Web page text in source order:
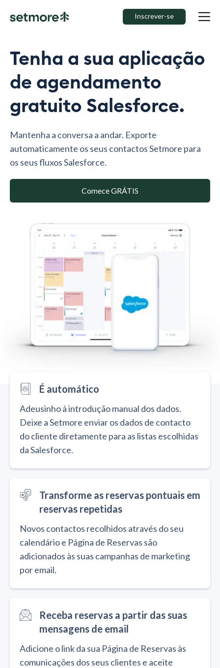
Inscrever-se
Tenha a sua aplicação
de agendamento
gratuito Salesforce.
Mantenha a conversa a andar. Exporte
automaticamente os seus contactos Setmore para
os seus fluxos Salesforce.
Comece GRÁTIS
É automático
Adeusinho à introdução manual dos dados.
Deixe a Setmore enviar os dados de contacto
do cliente diretamente para as listas escolhidas
da Salesforce.
Transforme as reservas pontuais em
reservas repetidas
Novos contactos recolhidos através do seu
calendário e Página de Reservas são
adicionados às suas campanhas de marketing
por email.
Receba reservas a partir das suas
mensagens de email
Adicione o link da sua Página de Reservas às
comunicações dos seus clientes e aceite